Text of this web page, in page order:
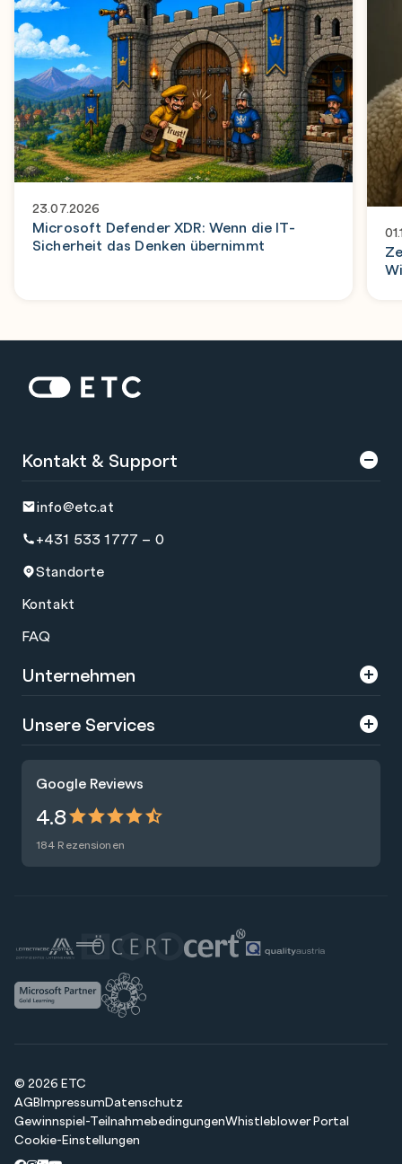
23.07.2026
Microsoft Defender XDR: Wenn die IT-
Sicherheit das Denken übernimmt
Startseite: ETC
Google Reviews
4.8
184 Rezensionen
Kontakt & Support
info@etc.at
+431 533 1777 – 0
Standorte
Kontakt
FAQ
Unternehmen
Über uns
Presse
Nachhaltigkeit
Blog
Unsere Services
Raummiete
© 2026 ETC
AGBImpressumDatenschutz
Gewinnspiel-TeilnahmebedingungenWhistleblower Portal
Cookie-Einstellungen